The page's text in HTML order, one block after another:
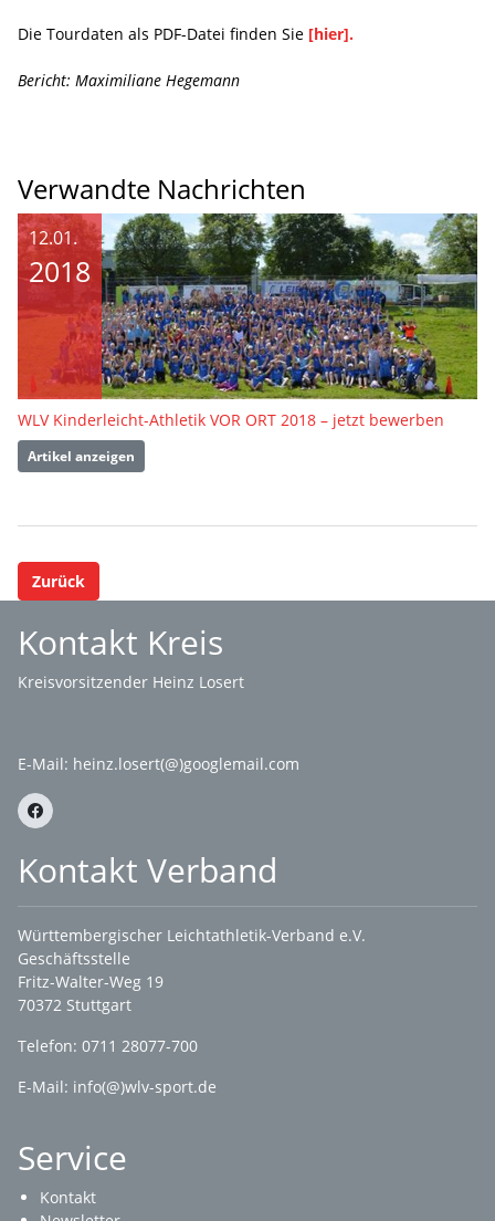
Die Tourdaten als PDF-Datei finden Sie [hier].
Bericht: Maximiliane Hegemann
Verwandte Nachrichten
12.01.
2018
WLV Kinderleicht-Athletik VOR ORT 2018 – jetzt bewerben
Artikel anzeigen
Zurück
Kontakt Kreis
Kreisvorsitzender Heinz Losert
E-Mail: heinz.losert(@)googlemail.com
Kontakt Verband
Württembergischer Leichtathletik-Verband e.V.
Geschäftsstelle
Fritz-Walter-Weg 19
70372 Stuttgart
Telefon: 0711 28077-700
E-Mail: info(@)wlv-sport.de
Service
Kontakt